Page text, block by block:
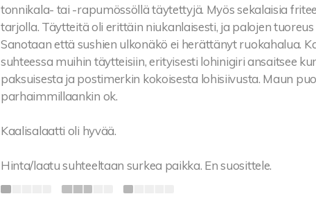
tonnikala- tai -rapumössöllä täytettyjä. Myös sekalaisia
tarjolla. Täytteitä oli erittäin niukanlaisesti, ja palojen
Sanotaan että sushien ulkonäkö ei herättänyt ruokahalua.
suhteessa muihin täytteisiin, erityisesti lohinigiri ansaitsee
paksuisesta ja postimerkin kokoisesta lohisiivusta. Maun
parhaimmillaankin ok.
Kaalisalaatti oli hyvää.
Hinta/laatu suhteeltaan surkea paikka. En suosittele.